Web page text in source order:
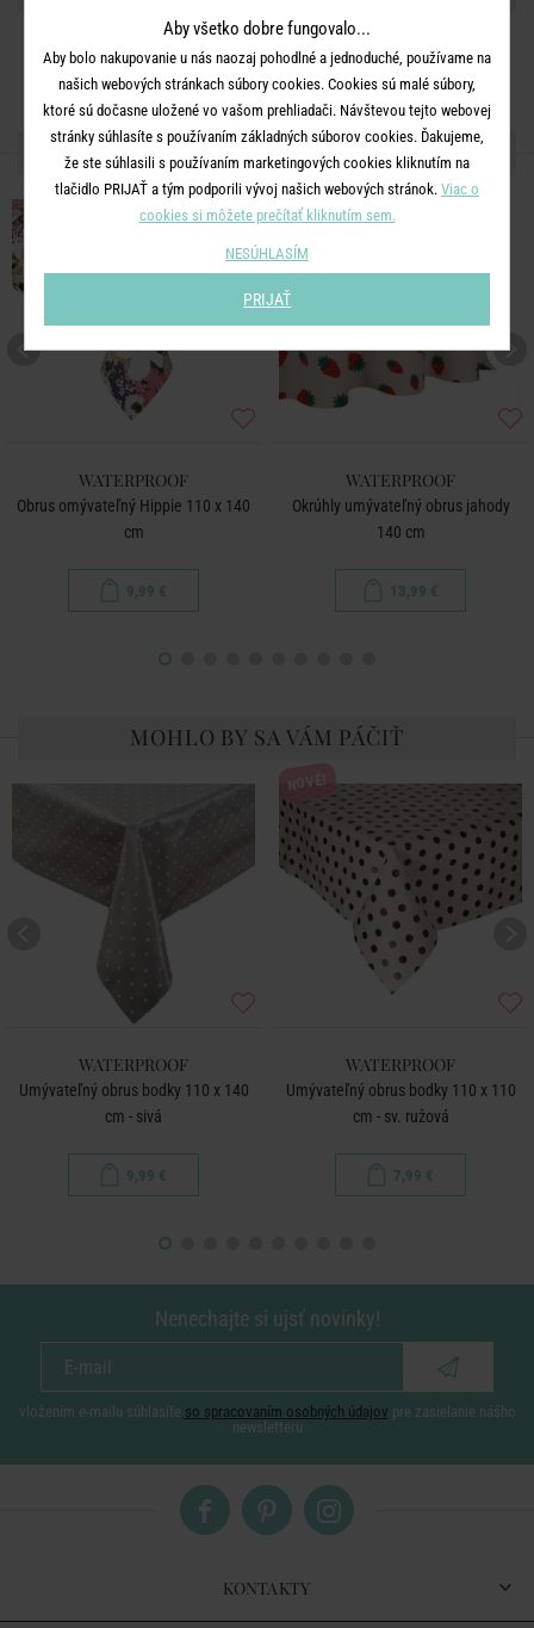
ĎALŠIE PRODUKTY ZO SÉRIE
WATERPROOF
Obrus omývateľný Hippie 110 x 140
cm
9,99 €
NOVÉ!
WATERPROOF
Okrúhly umývateľný obrus jahody
140 cm
13,99 €
MOHLO BY SA VÁM PÁČIŤ
WATERPROOF
Umývateľný obrus bodky 110 x 140
cm - sivá
9,99 €
NOVÉ!
WATERPROOF
Umývateľný obrus bodky 110 x 110
cm - sv. ružová
7,99 €
Nenechajte si ujsť novinky!
vložením e-mailu súhlasíte so spracovaním osobných údajov pre zasielanie nášho
newsletteru
KONTAKTY
Aby všetko dobre fungovalo...
Aby bolo nakupovanie u nás naozaj pohodlné a jednoduché, používame na
našich webových stránkach súbory cookies. Cookies sú malé súbory,
ktoré sú dočasne uložené vo vašom prehliadači. Návštevou tejto webovej
stránky súhlasíte s používaním základných súborov cookies. Ďakujeme,
že ste súhlasili s používaním marketingových cookies kliknutím na
tlačidlo PRIJAŤ a tým podporili vývoj našich webových stránok. Viac o
cookies si môžete prečítať kliknutím sem.
NESÚHLASÍM
PRIJAŤ